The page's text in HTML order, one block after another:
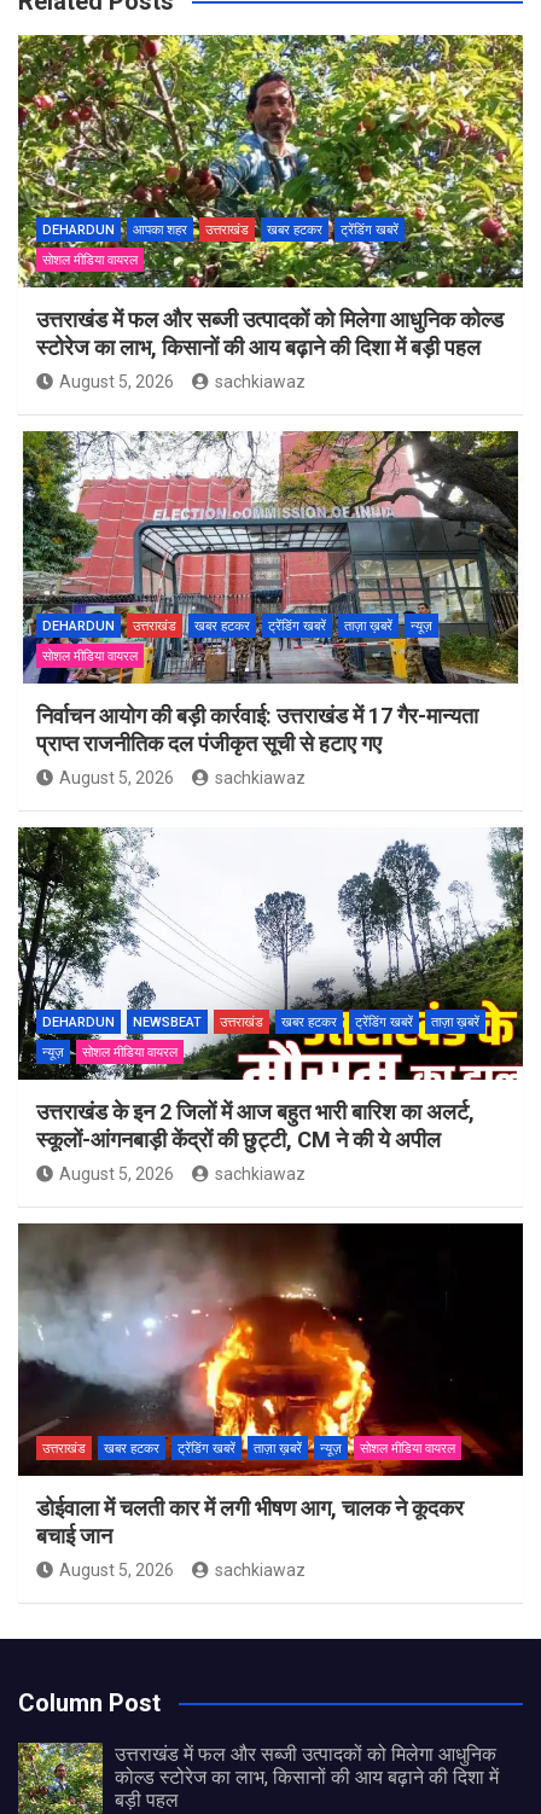
DEHARDUN आपका शहर उत्तराखंड खबर हटकर
ट्रेंडिंग खबरें
सोशल मीडिया वायरल
उत्तराखंड में फल और सब्जी उत्पादकों को मिलेगा आधुनिक कोल्ड
स्टोरेज का लाभ, किसानों की आय बढ़ाने की दिशा में बड़ी पहल
August 5, 2026 sachkiawaz
DEHARDUN उत्तराखंड खबर हटकर ट्रेंडिंग खबरें ताज़ा ख़बरें
न्यूज़
सोशल मीडिया वायरल
निर्वाचन आयोग की बड़ी कार्रवाई: उत्तराखंड में 17 गैर-मान्यता
प्राप्त राजनीतिक दल पंजीकृत सूची से हटाए गए
August 5, 2026 sachkiawaz
DEHARDUN NEWSBEAT उत्तराखंड खबर हटकर ट्रेंडिंग खबरें
ताज़ा ख़बरें
न्यूज़
सोशल मीडिया वायरल
उत्तराखंड के इन 2 जिलों में आज बहुत भारी बारिश का अलर्ट,
स्कूलों-आंगनबाड़ी केंद्रों की छुट्टी, CM ने की ये अपील
August 5, 2026 sachkiawaz
उत्तराखंड खबर हटकर ट्रेंडिंग खबरें ताज़ा ख़बरें न्यूज़ सोशल मीडिया वायरल
डोईवाला में चलती कार में लगी भीषण आग, चालक ने कूदकर
बचाई जान
August 5, 2026 sachkiawaz
Column Post
उत्तराखंड में फल और सब्जी उत्पादकों को मिलेगा आधुनिक
कोल्ड स्टोरेज का लाभ, किसानों की आय बढ़ाने की दिशा में
बड़ी पहल